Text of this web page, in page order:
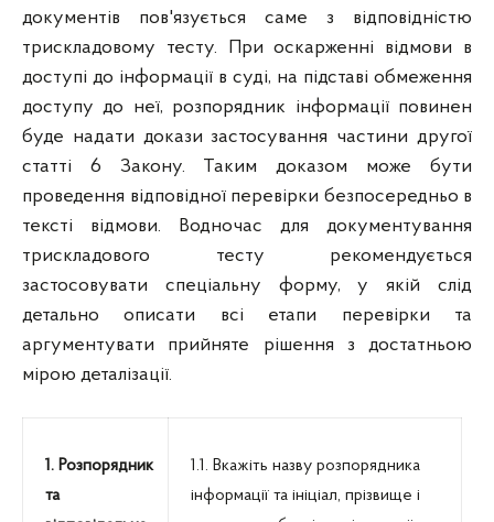
документів пов'язується саме з відповідністю
трискладовому тесту. При оскарженні відмови в
доступі до інформації в суді, на підставі обмеження
доступу до неї, розпорядник інформації повинен
буде надати докази застосування частини другої
статті 6 Закону. Таким доказом може бути
проведення відповідної перевірки безпосередньо в
тексті відмови. Водночас для документування
трискладового тесту рекомендується
застосовувати спеціальну форму, у якій слід
детально описати всі етапи перевірки та
аргументувати прийняте рішення з достатньою
мірою деталізації.
1. Розпорядник
та
1.1. Вкажіть назву розпорядника
інформації та ініціал, прізвище і